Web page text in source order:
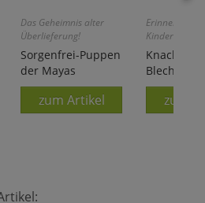
Das Geheimnis alter
Überlieferung!
Sorgenfrei-Puppen
der Mayas
zum Artikel
Erinnerung an
Kindertage!
Blech
zum